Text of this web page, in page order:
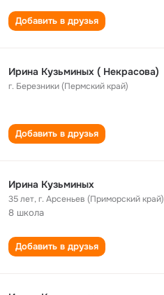
Добавить в друзья
Ирина Кузьминых ( Некрасова)
г. Березники (Пермский край)
Добавить в друзья
Ирина Кузьминых
35 лет,г. Арсеньев (Приморский край)
8 школа
Добавить в друзья